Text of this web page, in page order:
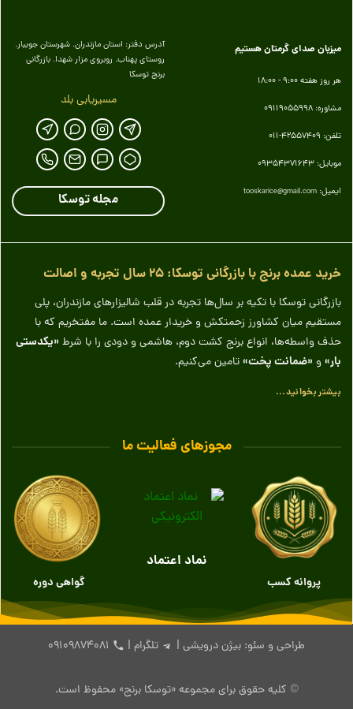
میزبان صدای گرمتان هستیم
هر روز هفته 9:00 - 18:00
مشاوره: 09119055998
تلفن: 42557409-011
موبایل: 09354371643
ایمیل: tooskarice@gmail.com
آدرس دفتر: استان مازندران. شهرستان جویبار.
روستای پهناب. روبروی مزار شهدا. بازرگانی
برنج توسکا
مسیریابی بلد
مجله توسکا
خرید عمده برنج با بازرگانی توسکا: ۲۵ سال تجربه و اصالت
بازرگانی توسکا با تکیه بر سال‌ها تجربه در قلب شالیزارهای مازندران، پلی
مستقیم میان کشاورز زحمتکش و خریدار عمده است. ما مفتخریم که با
حذف واسطه‌ها، انواع برنج کشت دوم، هاشمی و دودی را با شرط «یکدستی
بار»و «ضمانت پخت»تامین می‌کنیم.
بیشتر بخوانید...
مجوزهای فعالیت ما
پروانه کسب
نماد اعتماد
گواهی دوره
طراحی و سئو: بیژن درویشی | تلگرام |
© کلیه حقوق برای مجموعه «توسکا برنج» محفوظ است.